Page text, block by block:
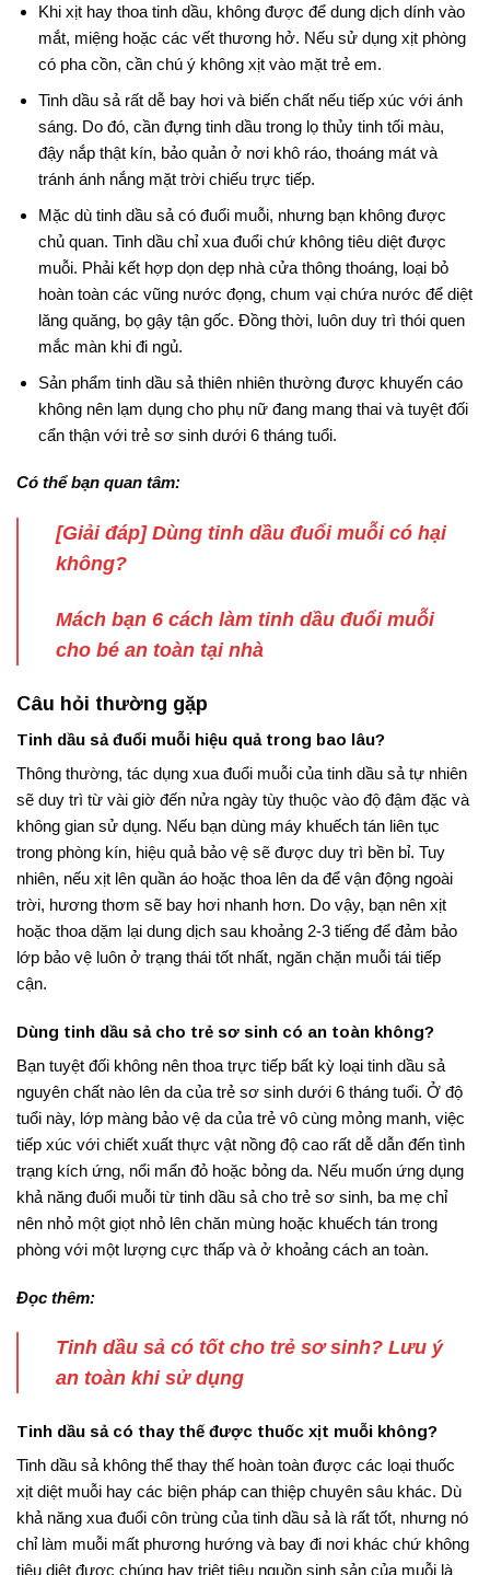
Khi xịt hay thoa tinh dầu, không được để dung dịch dính vào
mắt, miệng hoặc các vết thương hở. Nếu sử dụng xịt phòng
có pha cồn, cần chú ý không xịt vào mặt trẻ em.
Tinh dầu sả rất dễ bay hơi và biến chất nếu tiếp xúc với ánh
sáng. Do đó, cần đựng tinh dầu trong lọ thủy tinh tối màu,
đậy nắp thật kín, bảo quản ở nơi khô ráo, thoáng mát và
tránh ánh nắng mặt trời chiếu trực tiếp.
Mặc dù tinh dầu sả có đuổi muỗi, nhưng bạn không được
chủ quan. Tinh dầu chỉ xua đuổi chứ không tiêu diệt được
muỗi. Phải kết hợp dọn dẹp nhà cửa thông thoáng, loại bỏ
hoàn toàn các vũng nước đọng, chum vại chứa nước để diệt
lăng quăng, bọ gậy tận gốc. Đồng thời, luôn duy trì thói quen
mắc màn khi đi ngủ.
Sản phẩm tinh dầu sả thiên nhiên thường được khuyến cáo
không nên lạm dụng cho phụ nữ đang mang thai và tuyệt đối
cẩn thận với trẻ sơ sinh dưới 6 tháng tuổi.
Có thể bạn quan tâm:
[Giải đáp] Dùng tinh dầu đuổi muỗi có hại
không?
Mách bạn 6 cách làm tinh dầu đuổi muỗi
cho bé an toàn tại nhà
Câu hỏi thường gặp
Tinh dầu sả đuổi muỗi hiệu quả trong bao lâu?
Thông thường, tác dụng xua đuổi muỗi của tinh dầu sả tự nhiên
sẽ duy trì từ vài giờ đến nửa ngày tùy thuộc vào độ đậm đặc và
không gian sử dụng. Nếu bạn dùng máy khuếch tán liên tục
trong phòng kín, hiệu quả bảo vệ sẽ được duy trì bền bỉ. Tuy
nhiên, nếu xịt lên quần áo hoặc thoa lên da để vận động ngoài
trời, hương thơm sẽ bay hơi nhanh hơn. Do vậy, bạn nên xịt
hoặc thoa dặm lại dung dịch sau khoảng 2-3 tiếng để đảm bảo
lớp bảo vệ luôn ở trạng thái tốt nhất, ngăn chặn muỗi tái tiếp
cận.
Dùng tinh dầu sả cho trẻ sơ sinh có an toàn không?
Bạn tuyệt đối không nên thoa trực tiếp bất kỳ loại tinh dầu sả
nguyên chất nào lên da của trẻ sơ sinh dưới 6 tháng tuổi. Ở độ
tuổi này, lớp màng bảo vệ da của trẻ vô cùng mỏng manh, việc
tiếp xúc với chiết xuất thực vật nồng độ cao rất dễ dẫn đến tình
trạng kích ứng, nổi mẩn đỏ hoặc bỏng da. Nếu muốn ứng dụng
khả năng đuổi muỗi từ tinh dầu sả cho trẻ sơ sinh, ba mẹ chỉ
nên nhỏ một giọt nhỏ lên chăn mùng hoặc khuếch tán trong
phòng với một lượng cực thấp và ở khoảng cách an toàn.
Đọc thêm:
Tinh dầu sả có tốt cho trẻ sơ sinh? Lưu ý
an toàn khi sử dụng
Tinh dầu sả có thay thế được thuốc xịt muỗi không?
Tinh dầu sả không thể thay thế hoàn toàn được các loại thuốc
xịt diệt muỗi hay các biện pháp can thiệp chuyên sâu khác. Dù
khả năng xua đuổi côn trùng của tinh dầu sả là rất tốt, nhưng nó
chỉ làm muỗi mất phương hướng và bay đi nơi khác chứ không
tiêu diệt được chúng hay triệt tiêu nguồn sinh sản của muỗi là